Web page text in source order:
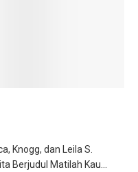
Knogg, dan Leila S.
Berjudul Matilah Kau...